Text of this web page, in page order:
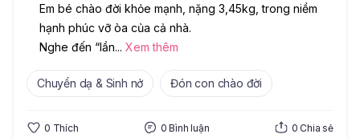
Em bé chào đời khỏe mạnh, nặng 3,45kg, trong niềm
hạnh phúc vỡ òa của cả nhà.
Nghe đến “lần... Xem thêm
Chuyển dạ & Sinh nở Đón con chào đời
0 Thích 0 Bình luận 0 Chia sẻ